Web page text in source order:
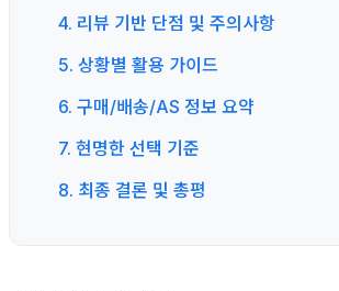
4. 리뷰 기반 단점 및 주의사항
5. 상황별 활용 가이드
6. 구매/배송/AS 정보 요약
7. 현명한 선택 기준
8. 최종 결론 및 총평